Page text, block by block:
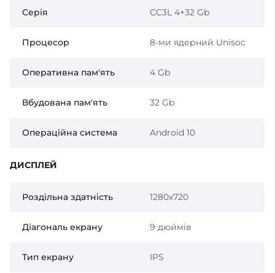
Серія CC3L 4+32 Gb
Процесор 8-ми ядерний Unisoc
Оперативна пам'ять 4 Gb
Вбудована пам'ять 32 Gb
Операційна система Android 10
ДИСПЛЕЙ
Роздільна здатність 1280x720
Діагональ екрану 9 дюймів
Тип екрану IPS